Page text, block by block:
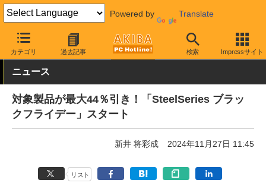
Powered by Translate
カテゴリ 過去記事 検索 Impressサイト
AKIBA PC Hotline! 秋葉原情報 価格情報 特価情報
ニュース
対象製品が最大44％引き！「SteelSeries ブラッ
クフライデー」スタート
新井 将彩成 2024年11月27日 11:45
リスト